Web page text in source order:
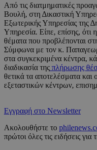
Από τις διατμηματικές
Βουλή, στη Δικαστική
Εξωτερικής Υπηρεσίας της
Υπηρεσία. Είπε, επίσης, ότι
θέματα που προβλέπονται
Σύμφωνα με τον κ.
στα συγκεκριμένα κέντρα,
διαδικασία της πλήρωσης
θετικά τα αποτελέσματα και
εξεταστικών κέντρων,
Εγγραφή στο Newsletter
Ακολουθήστε το
πρώτοι όλες τις ειδήσεις